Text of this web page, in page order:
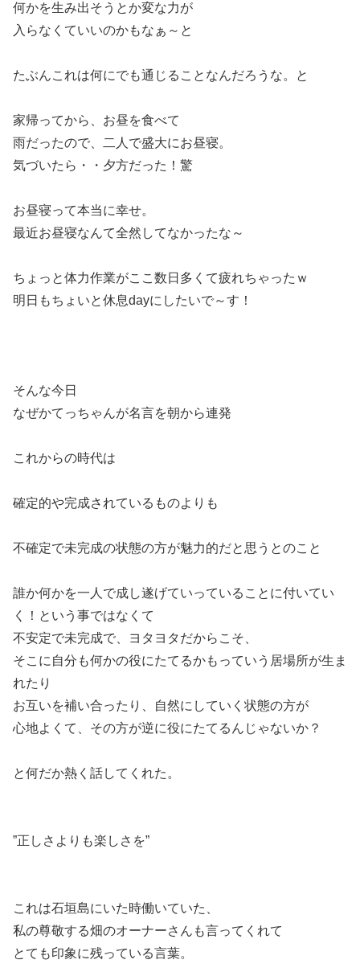
何かを生み出そうとか変な力が
入らなくていいのかもなぁ～と
たぶんこれは何にでも通じることなんだろうな。と
家帰ってから、お昼を食べて
雨だったので、二人で盛大にお昼寝。
気づいたら・・夕方だった！驚
お昼寝って本当に幸せ。
最近お昼寝なんて全然してなかったな～
ちょっと体力作業がここ数日多くて疲れちゃったｗ
明日もちょいと休息dayにしたいで～す！
そんな今日
なぜかてっちゃんが名言を朝から連発
これからの時代は
確定的や完成されているものよりも
不確定で未完成の状態の方が魅力的だと思うとのこと
誰か何かを一人で成し遂げていっていることに付いてい
く！という事ではなくて
不安定で未完成で、ヨタヨタだからこそ、
そこに自分も何かの役にたてるかもっていう居場所が生ま
れたり
お互いを補い合ったり、自然にしていく状態の方が
心地よくて、その方が逆に役にたてるんじゃないか？
と何だか熱く話してくれた。
”正しさよりも楽しさを”
これは石垣島にいた時働いていた、
私の尊敬する畑のオーナーさんも言ってくれて
とても印象に残っている言葉。